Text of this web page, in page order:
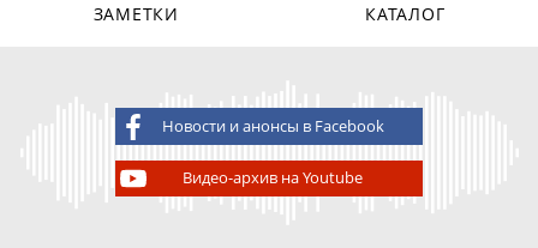
ЗАМЕТКИ
КАТАЛОГ
Новости и анонсы в Facebook
Видео-архив на Youtube